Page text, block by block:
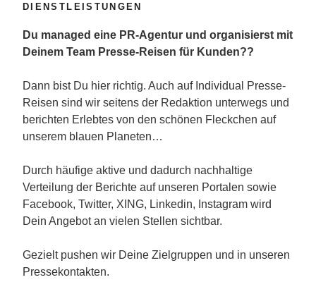
DIENSTLEISTUNGEN
Du managed eine PR-Agentur und organisierst mit
Deinem Team Presse-Reisen für Kunden??
Dann bist Du hier richtig. Auch auf Individual Presse-
Reisen sind wir seitens der Redaktion unterwegs und
berichten Erlebtes von den schönen Fleckchen auf
unserem blauen Planeten…
Durch häufige aktive und dadurch nachhaltige
Verteilung der Berichte auf unseren Portalen sowie
Facebook, Twitter, XING, Linkedin, Instagram wird
Dein Angebot an vielen Stellen sichtbar.
Gezielt pushen wir Deine Zielgruppen und in unseren
Pressekontakten.